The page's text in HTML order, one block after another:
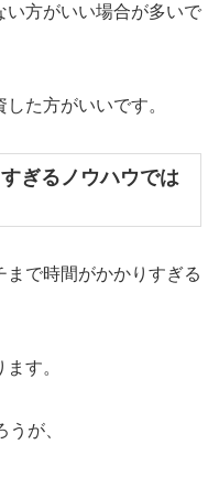
い方がいい場合が多いで
た方がいいです。
ぎるノウハウでは
で時間がかかりすぎる
す。
が、